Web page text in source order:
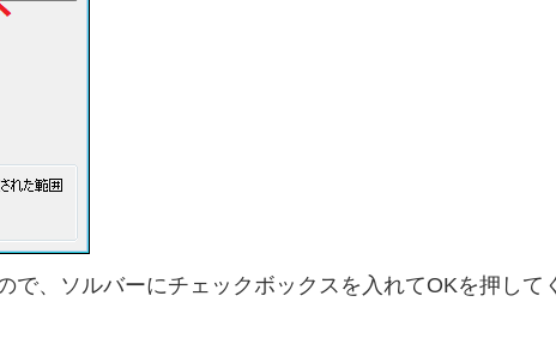
で、ソルバーにチェックボックスを入れてOKを押して